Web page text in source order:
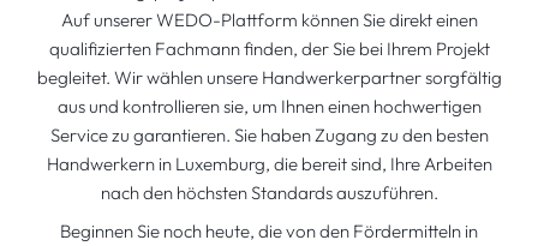
Auf unserer WEDO-Plattform können Sie direkt einen
qualifizierten Fachmann finden, der Sie bei Ihrem Projekt
begleitet. Wir wählen unsere Handwerkerpartner sorgfältig
aus und kontrollieren sie, um Ihnen einen hochwertigen
Service zu garantieren. Sie haben Zugang zu den besten
Handwerkern in Luxemburg, die bereit sind, Ihre Arbeiten
nach den höchsten Standards auszuführen.
Beginnen Sie noch heute, die von den Fördermitteln in